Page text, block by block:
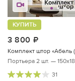
3 800
КУПИТЬ
Комплект штор «Абель
Портьера 2 шт. —
31